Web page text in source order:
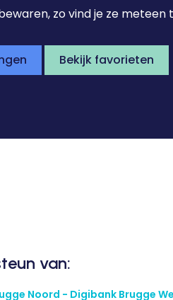
zo vind je ze meteen
Bekijk favorieten
van:
Noord - Digibank Brugge